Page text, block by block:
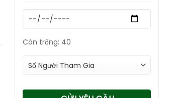
Còn trống: 40